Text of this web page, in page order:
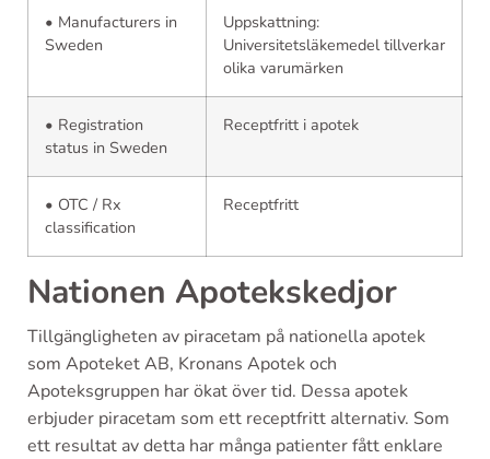
• Manufacturers in
Sweden
Uppskattning:
Universitetsläkemedel tillverkar
olika varumärken
• Registration
status in Sweden
Receptfritt i apotek
• OTC / Rx
classification
Receptfritt
Nationen Apotekskedjor
Tillgängligheten av piracetam på nationella apotek
som Apoteket AB, Kronans Apotek och
Apoteksgruppen har ökat över tid. Dessa apotek
erbjuder piracetam som ett receptfritt alternativ. Som
ett resultat av detta har många patienter fått enklare